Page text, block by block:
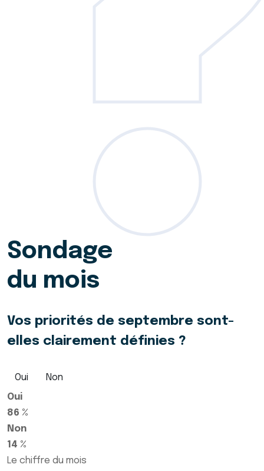
Sondage
du mois
Vos priorités de septembre sont-
elles clairement définies ?
Oui
Non
Oui
86 %
Non
14 %
Le chiffre du mois